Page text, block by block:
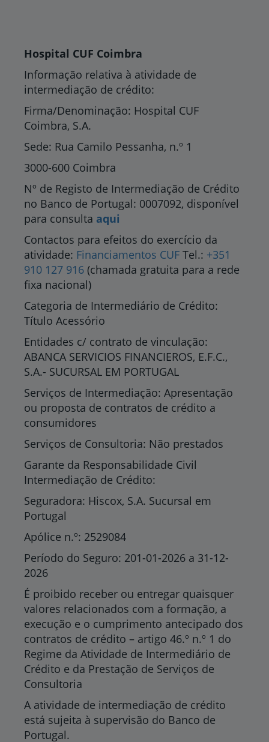
Hospital CUF Coimbra
Informação relativa à atividade de
intermediação de crédito:
Firma/Denominação: Hospital CUF
Coimbra, S.A.
Sede: Rua Camilo Pessanha, n.º 1
3000-600 Coimbra
Nº de Registo de Intermediação de Crédito
no Banco de Portugal: 0007092, disponível
para consulta aqui
Contactos para efeitos do exercício da
atividade: Financiamentos CUF Tel.: +351
910 127 916 (chamada gratuita para a rede
fixa nacional)
Categoria de Intermediário de Crédito:
Título Acessório
Entidades c/ contrato de vinculação:
ABANCA SERVICIOS FINANCIEROS, E.F.C.,
S.A.- SUCURSAL EM PORTUGAL
Serviços de Intermediação: Apresentação
ou proposta de contratos de crédito a
consumidores
Serviços de Consultoria: Não prestados
Garante da Responsabilidade Civil
Intermediação de Crédito:
Seguradora: Hiscox, S.A. Sucursal em
Portugal
Apólice n.º: 2529084
Período do Seguro: 201-01-2026 a 31-12-
2026
É proibido receber ou entregar quaisquer
valores relacionados com a formação, a
execução e o cumprimento antecipado dos
contratos de crédito – artigo 46.º n.º 1 do
Regime da Atividade de Intermediário de
Crédito e da Prestação de Serviços de
Consultoria
A atividade de intermediação de crédito
está sujeita à supervisão do Banco de
Portugal.